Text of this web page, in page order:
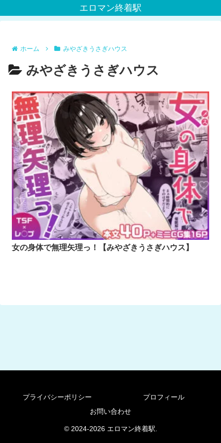
エロマン終着駅
ホーム みやざきうさぎハウス
みやざきうさぎハウス
女の身体で無理矢理っ！【みやざきうさぎハウス】
プライバシーポリシー
プロフィール
お問い合わせ
© 2024-2026 エロマン終着駅.